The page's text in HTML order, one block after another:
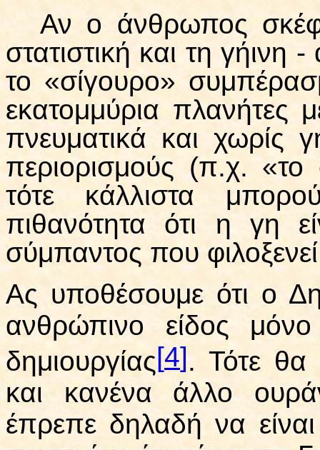
Αν ο άνθρωπος
στατιστική και τη γήινη
το «σίγουρο»
εκατομμύρια
πνευματικά και χωρίς
περιορισμούς (π.χ. «το
τότε κάλλιστα
πιθανότητα ότι η γη
σύμπαντος που
Ας υποθέσουμε ότι ο
ανθρώπινο είδος
δημιουργίας[4]. Τότε
και κανένα άλλο
έπρεπε δηλαδή να